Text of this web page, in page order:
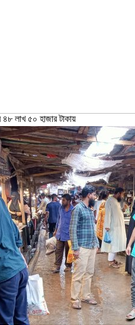
লাখ ৫০ হাজার টাকায়